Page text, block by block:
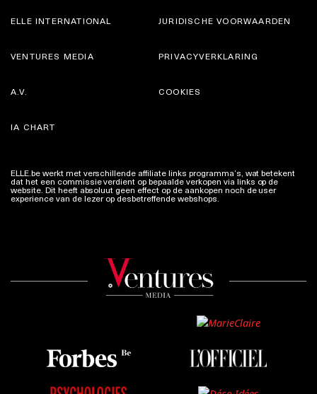
ELLE INTERNATIONAL
VENTURES MEDIA
JURIDISCHE VOORWAARDEN
PRIVACYVERKLARING
A.V.
IA CHART
COOKIES
ELLE.be werkt met verschillende affiliate links programma’s, wat betekent
dat het een commissie verdient op bepaalde verkopen via links op de
website. Dit heeft absoluut geen effect op de aankopen noch de user
experience van de lezer op desbetreffende webshops.